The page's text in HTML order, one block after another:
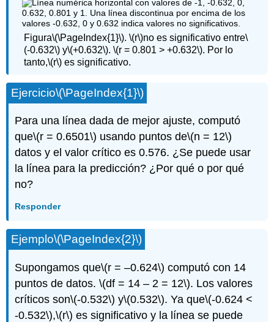
Figura\(\PageIndex{1}\).\(r\)no es significativo entre\
(-0.632\) y\(+0.632\).\(r = 0.801 > +0.632\). Por lo
tanto,\(r\) es significativo.
Ejercicio\(\PageIndex{1}\)
Para una línea dada de mejor ajuste, computó
que\(r = 0.6501\) usando puntos de\(n = 12\)
datos y el valor crítico es 0.576. ¿Se puede usar
la línea para la predicción? ¿Por qué o por qué
no?
Responder
Ejemplo\(\PageIndex{2}\)
Supongamos que\(r = –0.624\) computó con 14
puntos de datos.\(df = 14 – 2 = 12\). Los valores
críticos son\(-0.532\) y\(0.532\). Ya que\(-0.624 <
-0.532\),\(r\) es significativo y la línea se puede